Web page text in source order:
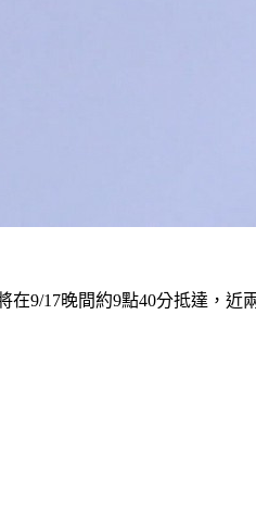
9/17晚間約9點40分抵達，近